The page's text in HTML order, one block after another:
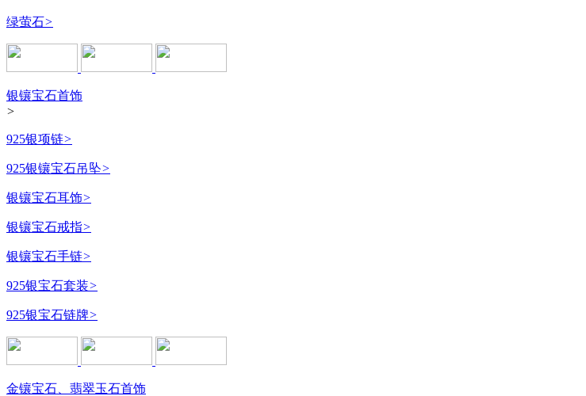
绿萤石>
银镶宝石首饰
>
925银项链>
925银镶宝石吊坠>
银镶宝石耳饰>
银镶宝石戒指>
银镶宝石手链>
925银宝石套装>
925银宝石链牌>
金镶宝石、翡翠玉石首饰